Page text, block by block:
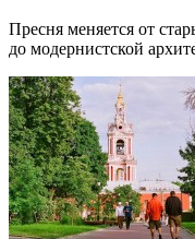
Пресня меняется от
до модернистской